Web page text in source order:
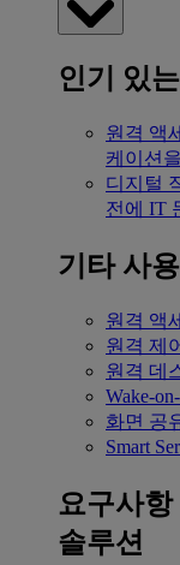
인기 있
원격 액
케이션
디지털
전에 IT
기타 사용
원격 액
원격 제
원격 데
Wake-
화면 공
Smart
요구사항
솔루션